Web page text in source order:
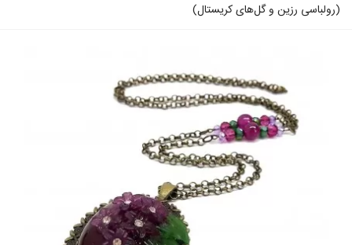
(رولباسی رزین و گل‌های کریستال)